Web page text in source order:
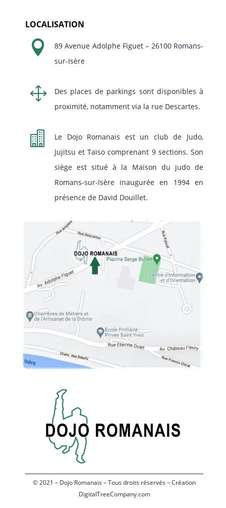
LOCALISATION

89 Avenue Adolphe Figuet – 26100 Romans-
sur-Isère
1
Des places de parkings sont disponibles à
proximité, notamment via la rue Descartes.

Le Dojo Romanais est un club de Judo,
Jujitsu et Taïso comprenant 9 sections. Son
siège est situé à la Maison du judo de
Romans-sur-Isère inaugurée en 1994 en
présence de David Douillet.
© 2021 – Dojo Romanais – Tous droits réservés – Création
DigitalTreeCompany.com